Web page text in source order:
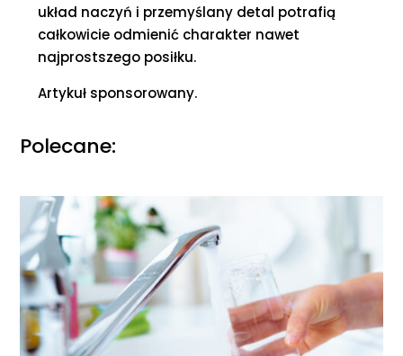
układ naczyń i przemyślany detal potrafią
całkowicie odmienić charakter nawet
najprostszego posiłku.
Artykuł sponsorowany.
Polecane: